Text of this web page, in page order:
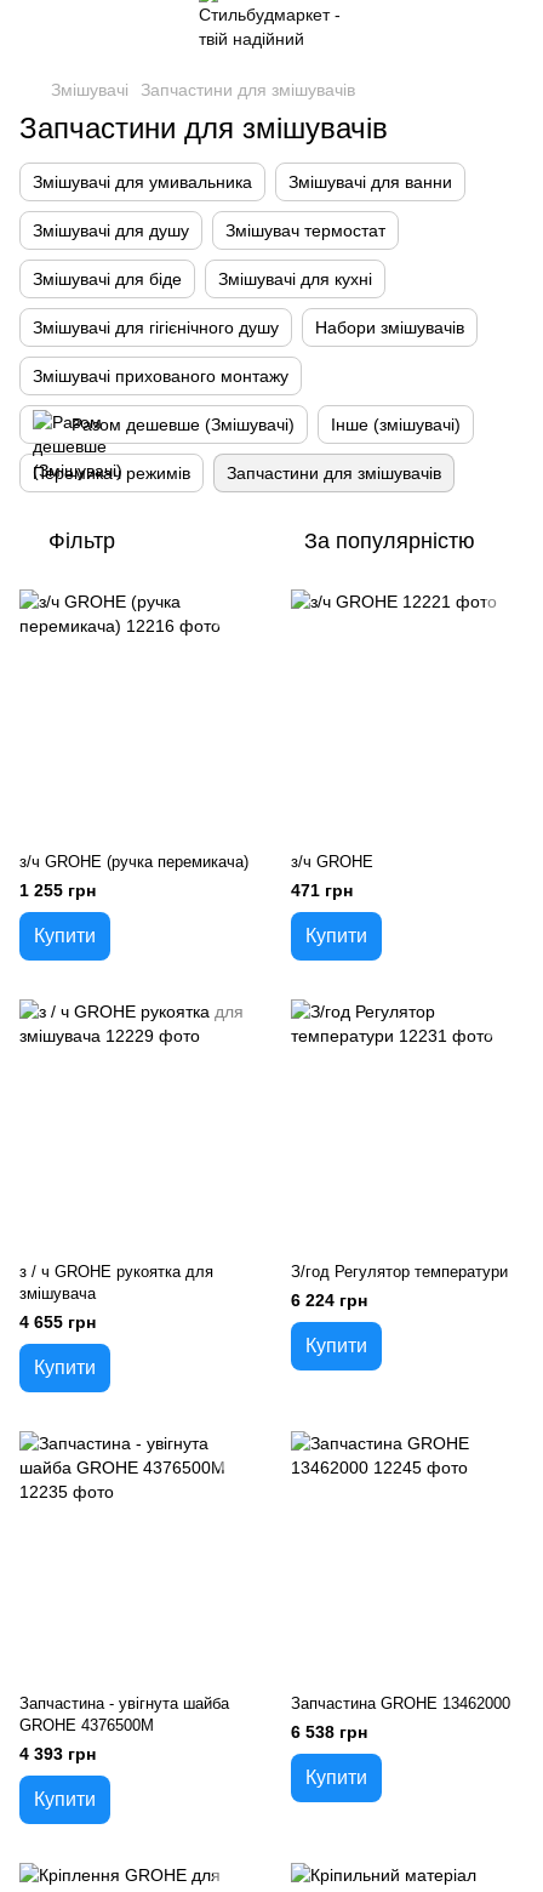
Змішувачі Запчастини для змішувачів
Запчастини для змішувачів
Змішувачі для умивальника Змішувачі для ванни
Змішувачі для душу Змішувач термостат
Змішувачі для біде Змішувачі для кухні
Змішувачі для гігієнічного душу Набори змішувачів
Змішувачі прихованого монтажу
Разом дешевше (Змішувачі) Інше (змішувачі)
Перемикач режимів Запчастини для змішувачів
Фільтр За популярністю
з/ч GROHE (ручка перемикача)
1 255 грн
Купити
з/ч GROHE
471 грн
Купити
з / ч GROHE рукоятка для
змішувача
4 655 грн
Купити
З/год Регулятор температури
6 224 грн
Купити
Запчастина - увігнута шайба
GROHE 4376500M
4 393 грн
Купити
Запчастина GROHE 13462000
6 538 грн
Купити